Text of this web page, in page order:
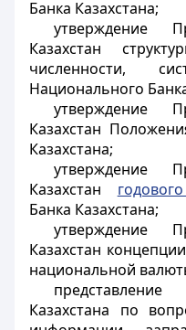
Банка Казахстана;
утверждение
Казахстан
численности,
Национального
утверждение
Казахстан
Казахстана;
утверждение
Казахстан
Банка Казахстана;
утверждение
Казахстан
национальной
Казахстана по